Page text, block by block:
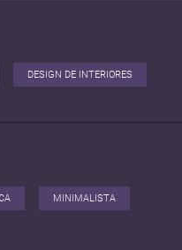
DESIGN DE INTERIORES
MINIMALISTA